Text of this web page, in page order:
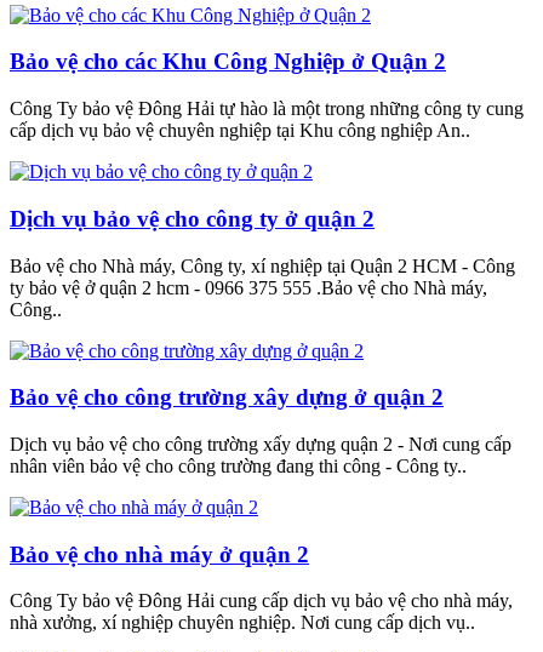
Bảo vệ cho các Khu Công Nghiệp ở Quận 2
Công Ty bảo vệ Đông Hải tự hào là một trong những công ty cung
cấp dịch vụ bảo vệ chuyên nghiệp tại Khu công nghiệp An..
Dịch vụ bảo vệ cho công ty ở quận 2
Bảo vệ cho Nhà máy, Công ty, xí nghiệp tại Quận 2 HCM - Công
ty bảo vệ ở quận 2 hcm - 0966 375 555 .Bảo vệ cho Nhà máy,
Công..
Bảo vệ cho công trường xây dựng ở quận 2
Dịch vụ bảo vệ cho công trường xấy dựng quận 2 - Nơi cung cấp
nhân viên bảo vệ cho công trường đang thi công - Công ty..
Bảo vệ cho nhà máy ở quận 2
Công Ty bảo vệ Đông Hải cung cấp dịch vụ bảo vệ cho nhà máy,
nhà xưởng, xí nghiệp chuyên nghiệp. Nơi cung cấp dịch vụ..